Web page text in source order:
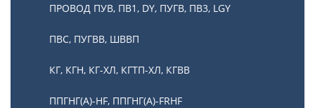
ПРОВОД ПУВ, ПВ1, DY, ПУГВ, ПВ3, LGY
ПВС, ПУГВВ, ШВВП
КГ, КГН, КГ-ХЛ, КГТП-ХЛ, КГВВ
ППГНГ(А)-HF, ППГНГ(А)-FRHF